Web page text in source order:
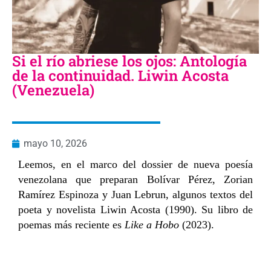
Si el río abriese los ojos: Antología
de la continuidad. Liwin Acosta
(Venezuela)
mayo 10, 2026
Leemos, en el marco del dossier de nueva poesía
venezolana que preparan Bolívar Pérez, Zorian
Ramírez Espinoza y Juan Lebrun, algunos textos del
poeta y novelista Liwin Acosta (1990). Su libro de
poemas más reciente es Like a Hobo (2023).